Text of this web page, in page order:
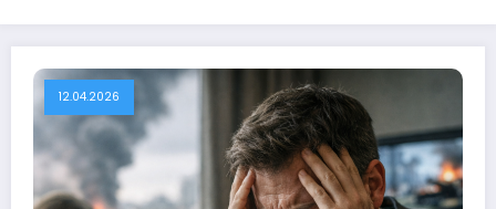
12.04.2026